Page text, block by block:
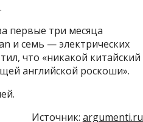
первые три месяца
и семь — электрических
что «никакой китайский
английской роскоши».
Источник: argumenti.ru